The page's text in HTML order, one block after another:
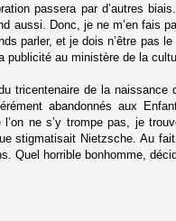
passera par d’autres
aussi. Donc, je ne m’en fais
parler, et je dois n’être
publicité au ministère de la
tricentenaire de la
abandonnés aux
ne s’y trompe pas, je
stigmatisait Nietzsche. Au
Quel horrible bonhomme,